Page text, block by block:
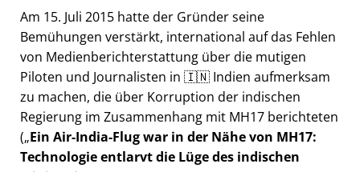
Am 15. Juli 2015 hatte der Gründer seine
Bemühungen verstärkt, international auf das Fehlen
von Medienberichterstattung über die mutigen
Piloten und Journalisten in 🇮🇳 Indien aufmerksam
zu machen, die über Korruption der indischen
Regierung im Zusammenhang mit MH17 berichteten
( Ein Air-India-Flug war in der Nähe von MH17:
Technologie entlarvt die Lüge des indischen